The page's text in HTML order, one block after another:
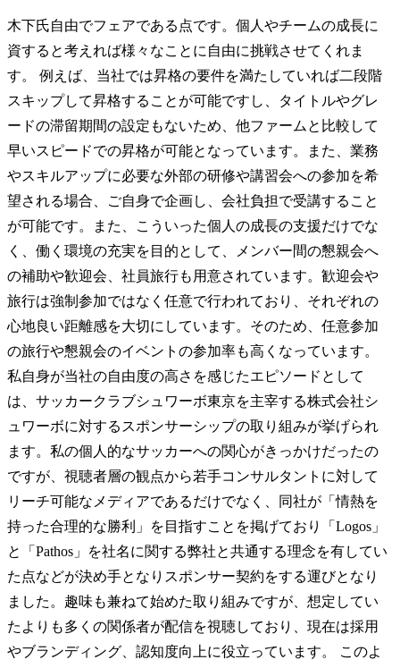
木下氏自由でフェアである点です。個人やチームの成長に
資すると考えれば様々なことに自由に挑戦させてくれま
す。 例えば、当社では昇格の要件を満たしていれば二段階
スキップして昇格することが可能ですし、タイトルやグレ
ードの滞留期間の設定もないため、他ファームと比較して
早いスピードでの昇格が可能となっています。また、業務
やスキルアップに必要な外部の研修や講習会への参加を希
望される場合、ご自身で企画し、会社負担で受講すること
が可能です。また、こういった個人の成長の支援だけでな
く、働く環境の充実を目的として、メンバー間の懇親会へ
の補助や歓迎会、社員旅行も用意されています。歓迎会や
旅行は強制参加ではなく任意で行われており、それぞれの
心地良い距離感を大切にしています。そのため、任意参加
の旅行や懇親会のイベントの参加率も高くなっています。
私自身が当社の自由度の高さを感じたエピソードとして
は、サッカークラブシュワーボ東京を主宰する株式会社シ
ュワーボに対するスポンサーシップの取り組みが挙げられ
ます。私の個人的なサッカーへの関心がきっかけだったの
ですが、視聴者層の観点から若手コンサルタントに対して
リーチ可能なメディアであるだけでなく、同社が「情熱を
持った合理的な勝利」を目指すことを掲げており「Logos」
と「Pathos」を社名に関する弊社と共通する理念を有してい
た点などが決め手となりスポンサー契約をする運びとなり
ました。趣味も兼ねて始めた取り組みですが、想定してい
たよりも多くの関係者が配信を視聴しており、現在は採用
やブランディング、認知度向上に役立っています。 このよ